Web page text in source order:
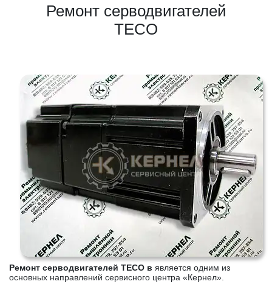
Ремонт серводвигателей
TECO
Ремонт серводвигателей TECO в является одним из
основных направлений сервисного центра «Кернел».